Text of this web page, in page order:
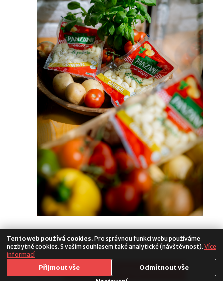
Copyright 2026. All Rights Reserved
Media
Populus
Tento web používá cookies. Pro správnou funkci webu používáme
nezbytné cookies. S vaším souhlasem také analytické (návštěvnost). Více
informací
Přijmout vše Odmítnout vše